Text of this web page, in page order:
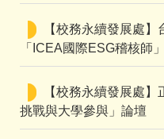
【校務永續發展處
「ICEA國際ESG稽核師
【校務永續發展處
挑戰與大學參與」論壇